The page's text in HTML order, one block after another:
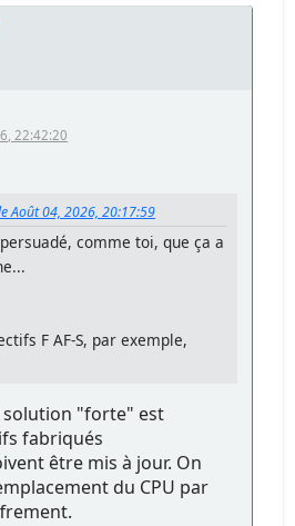
22:42:20
Août 04, 2026, 20:17:59
comme toi, que ça a
F AF-S, par exemple,
solution "forte" est
fabriqués
être mis à jour. On
du CPU par